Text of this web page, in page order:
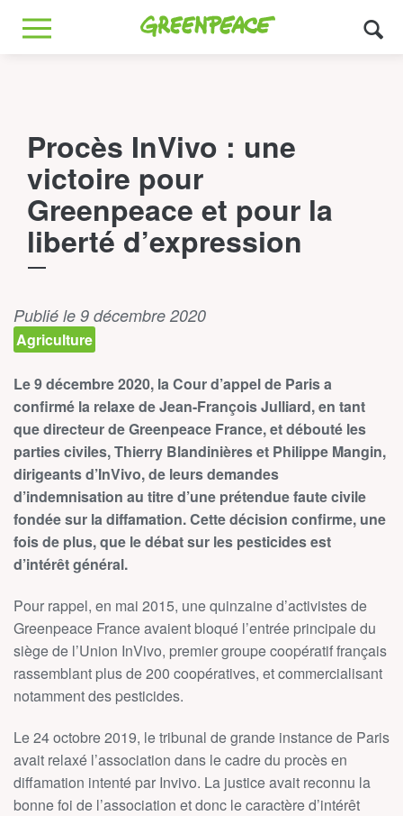
Greenpeace
MENU
Procès InVivo : une
victoire pour
Greenpeace et pour la
liberté d’expression
Publié le 9 décembre 2020
Agriculture
Le 9 décembre 2020, la Cour d’appel de Paris a
confirmé la relaxe de Jean-François Julliard, en tant
que directeur de Greenpeace France, et débouté les
parties civiles, Thierry Blandinières et Philippe Mangin,
dirigeants d’InVivo, de leurs demandes
d’indemnisation au titre d’une prétendue faute civile
fondée sur la diffamation. Cette décision confirme, une
fois de plus, que le débat sur les pesticides est
d’intérêt général.
Pour rappel, en mai 2015, une quinzaine d’activistes de
Greenpeace France avaient bloqué l’entrée principale du
siège de l’Union InVivo, premier groupe coopératif français
rassemblant plus de 200 coopératives, et commercialisant
notamment des pesticides.
Le 24 octobre 2019, le tribunal de grande instance de Paris
avait relaxé l’association dans le cadre du procès en
diffamation intenté par Invivo. La justice avait reconnu la
bonne foi de l’association et donc le caractère d’intérêt